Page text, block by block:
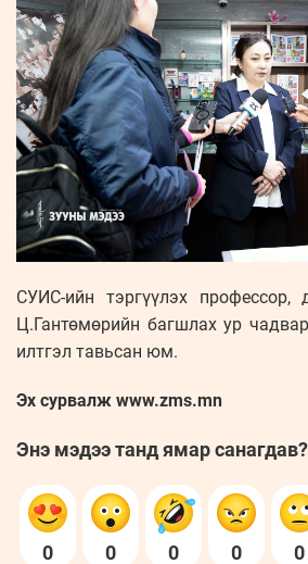
СУИС-ийн тэргүүлэх профессор,
Ц.Гантөмөрийн багшлах ур
илтгэл тавьсан юм.
Эх сурвалж www.zms.mn
Энэ мэдээ танд ямар санагдав?
0 0 0 0 0